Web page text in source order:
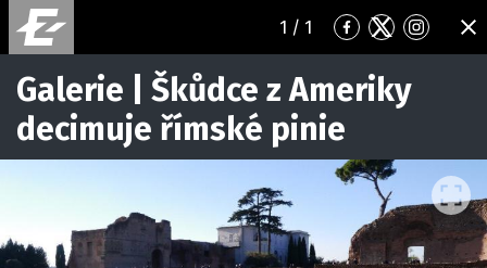
1 / 1
Přejít
na
Facebook
Přejít
na
Twitter
Přejít
na
Galerie | Škůdce z Ameriky
decimuje římské pinie